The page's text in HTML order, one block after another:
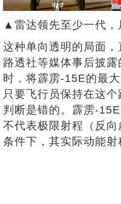
▲雷达领先至少一代，
这种单向透明的局面
路透社等媒体事后披
时，将霹雳-15E的最
只要飞行员保持在这
判断是错的。霹雳-
不代表极限射程（反
条件下，其实际动能射